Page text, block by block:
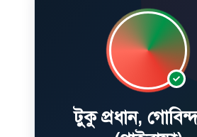
টুকু প্রধান,